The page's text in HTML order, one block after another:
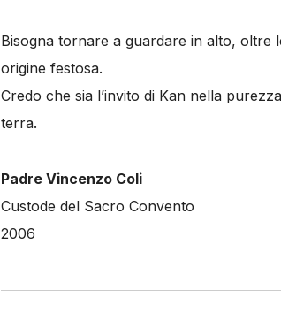
Bisogna tornare a guardare in alto, oltre
origine festosa.
Credo che sia l’invito di Kan nella
terra.
Padre Vincenzo Coli
Custode del Sacro Convento
2006